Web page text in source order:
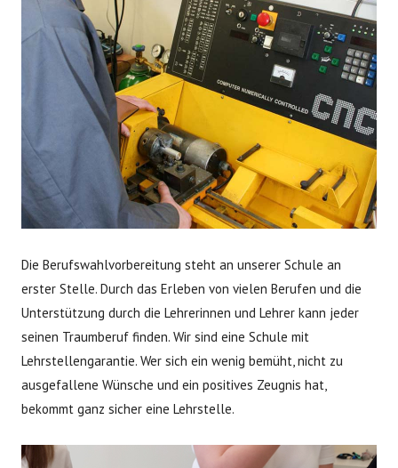
Die Berufswahlvorbereitung steht an unserer Schule an
erster Stelle. Durch das Erleben von vielen Berufen und die
Unterstützung durch die Lehrerinnen und Lehrer kann jeder
seinen Traumberuf finden. Wir sind eine Schule mit
Lehrstellengarantie. Wer sich ein wenig bemüht, nicht zu
ausgefallene Wünsche und ein positives Zeugnis hat,
bekommt ganz sicher eine Lehrstelle.